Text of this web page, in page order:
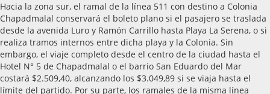
Hacia la zona sur, el ramal de la línea 511 con destino a Colonia
Chapadmalal conservará el boleto plano si el pasajero se traslada
desde la avenida Luro y Ramón Carrillo hasta Playa La Serena, o si
realiza tramos internos entre dicha playa y la Colonia. Sin
embargo, el viaje completo desde el centro de la ciudad hasta el
Hotel N° 5 de Chapadmalal o el barrio San Eduardo del Mar
costará $2.509,40, alcanzando los $3.049,89 si se viaja hasta el
límite del partido. Por su parte, los ramales de la misma línea